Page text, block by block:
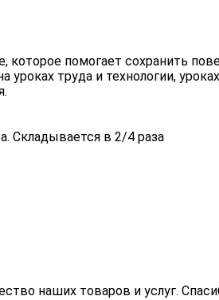
помогает сохранить
уроках труда и технологии,
Складывается в 2/4 раза
наших товаров и услуг.